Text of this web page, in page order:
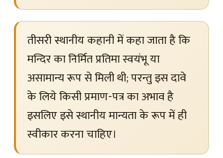
तीसरी स्थानीय कहानी में कहा जाता है कि
मन्दिर का निर्मित प्रतिमा स्वयंभू या
असामान्य रूप से मिली थी; परन्तु इस दावे
के लिये किसी प्रमाण-पत्र का अभाव है
इसलिए इसे स्थानीय मान्यता के रूप में ही
स्वीकार करना चाहिए।